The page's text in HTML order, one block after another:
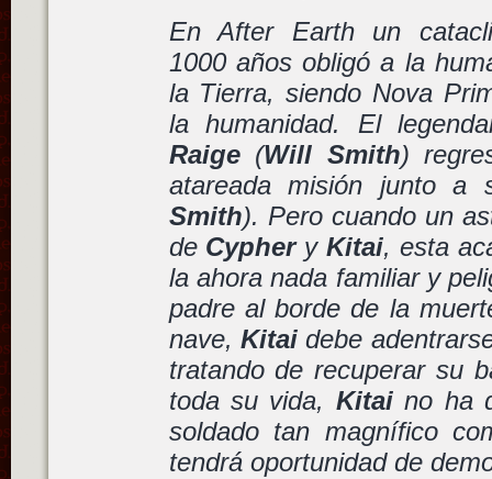
En After Earth un
1000 años obligó a la
la Tierra, siendo Nova
la humanidad. El
Raige(Will Smith)
atareada misión junto
Smith). Pero cuando un
de CypheryKitai, esta
la ahora nada familiar y
padre al borde de la
nave, Kitaidebe
tratando de recuperar su
toda su vida, Kitaino ha
soldado tan magnífico
tendrá oportunidad de